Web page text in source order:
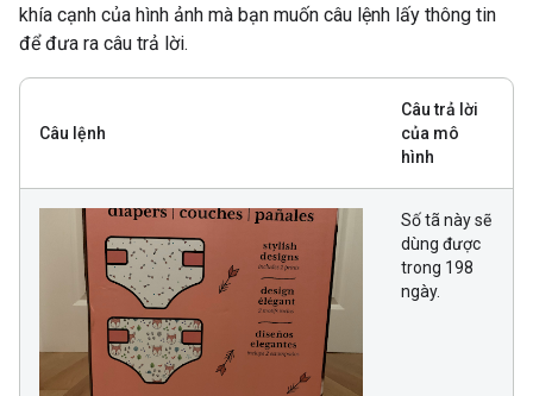
khía cạnh của hình ảnh mà bạn muốn câu lệnh lấy thông tin
để đưa ra câu trả lời.
Câu lệnh
Câu trả lời
của mô
hình
Số tã này sẽ
dùng được
trong 198
ngày.